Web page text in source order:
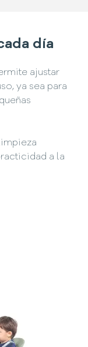
día
ajustar
ya sea para
a la